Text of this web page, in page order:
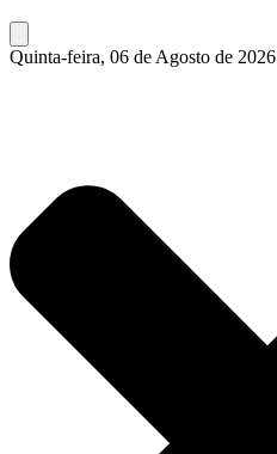
Quinta-feira, 06 de Agosto de 2026